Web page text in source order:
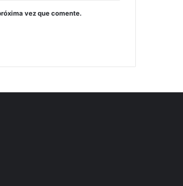
vez que comente.